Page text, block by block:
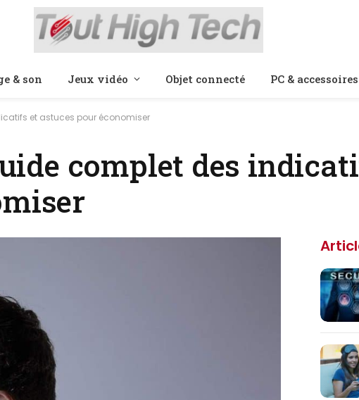
& son Jeux vidéo Objet connecté PC & accessoires
et astuces pour économiser
complet des